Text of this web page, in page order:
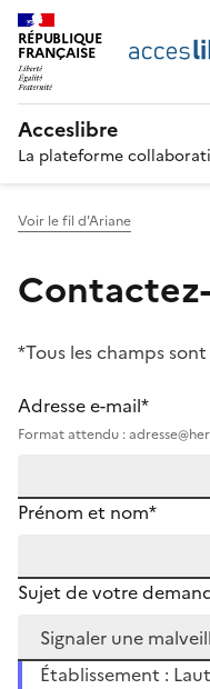
RÉPUBLIQUE
FRANÇAISE
Acceslibre
La plateforme
Voir le fil d'Ariane
*Tous les champs
Adresse e-mail*
Format attendu :
Prénom et nom*
Sujet de votre
Établissement :